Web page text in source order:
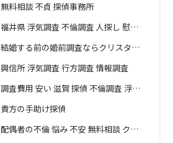
無料相談 不貞 探偵事務所
福井県 浮気調査 不倫調査 人探し 慰謝料 請求 裁判 相談 探偵 探偵事務所
結婚する前の婚前調査ならクリスタル探偵事務所へお問い合わせ
興信所 浮気調査 行方調査 情報調査
調査費用 安い 滋賀 探偵 不倫調査 浮気調査
貴方の手助け探偵
配偶者の不倫 悩み 不安 無料相談 クリスタル探偵事務所